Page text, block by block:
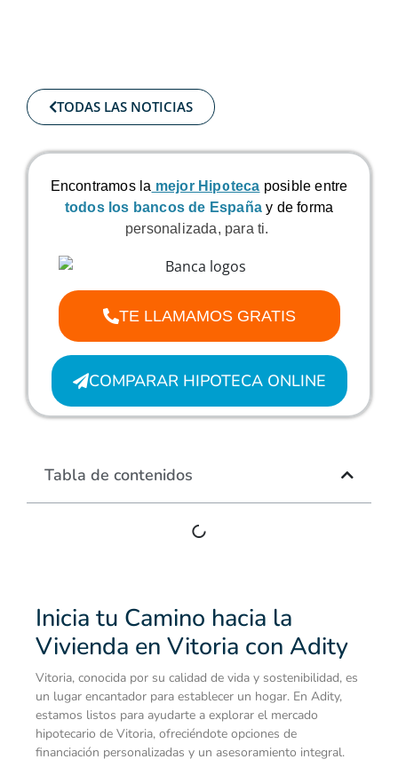
Inicia tu Camino hacia la
Vivienda en Vitoria con Adity
Vitoria, conocida por su calidad de vida y sostenibilidad, es
un lugar encantador para establecer un hogar. En Adity,
estamos listos para ayudarte a explorar el mercado
hipotecario de Vitoria, ofreciéndote opciones de
financiación personalizadas y un asesoramiento integral.
TODAS LAS NOTICIAS
Encontramos la mejor Hipoteca posible entre
todos los bancos de España y de forma
personalizada, para ti.
TE LLAMAMOS GRATIS
COMPARAR HIPOTECA ONLINE
Tabla de contenidos